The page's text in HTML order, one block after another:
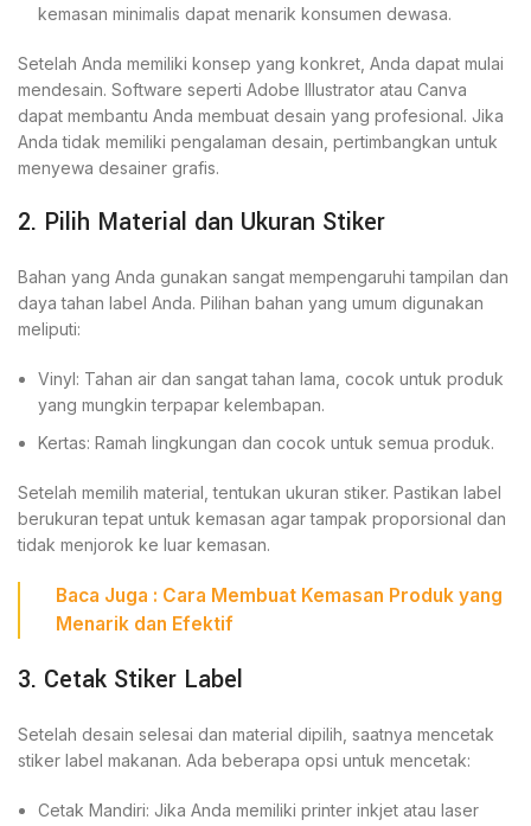
kemasan minimalis dapat menarik konsumen dewasa.
Setelah Anda memiliki konsep yang konkret, Anda dapat mulai
mendesain. Software seperti Adobe Illustrator atau Canva
dapat membantu Anda membuat desain yang profesional. Jika
Anda tidak memiliki pengalaman desain, pertimbangkan untuk
menyewa desainer grafis.
2. Pilih Material dan Ukuran Stiker
Bahan yang Anda gunakan sangat mempengaruhi tampilan dan
daya tahan label Anda. Pilihan bahan yang umum digunakan
meliputi:
Vinyl: Tahan air dan sangat tahan lama, cocok untuk produk
yang mungkin terpapar kelembapan.
Kertas: Ramah lingkungan dan cocok untuk semua produk.
Setelah memilih material, tentukan ukuran stiker. Pastikan label
berukuran tepat untuk kemasan agar tampak proporsional dan
tidak menjorok ke luar kemasan.
Baca Juga : Cara Membuat Kemasan Produk yang
Menarik dan Efektif
3. Cetak Stiker Label
Setelah desain selesai dan material dipilih, saatnya mencetak
stiker label makanan. Ada beberapa opsi untuk mencetak:
Cetak Mandiri: Jika Anda memiliki printer inkjet atau laser